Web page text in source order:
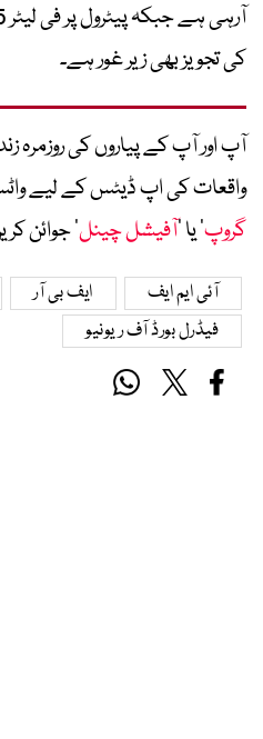
کی تجویز بھی زیر غور ہے۔
آپ اور آپ کے پیاروں کی روزمرہ
واقعات کی اپ ڈیٹس کے لیے واٹس
گروپ‘ یا ’آفیشل چینل‘ جوائن
آئی ایم ایف ایف بی آر
فیڈرل بورڈ آف ریونیو